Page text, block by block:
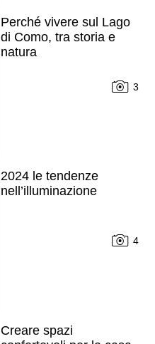
Perché vivere sul Lago
di Como, tra storia e
natura
3
2024 le tendenze
nell’illuminazione
4
Creare spazi